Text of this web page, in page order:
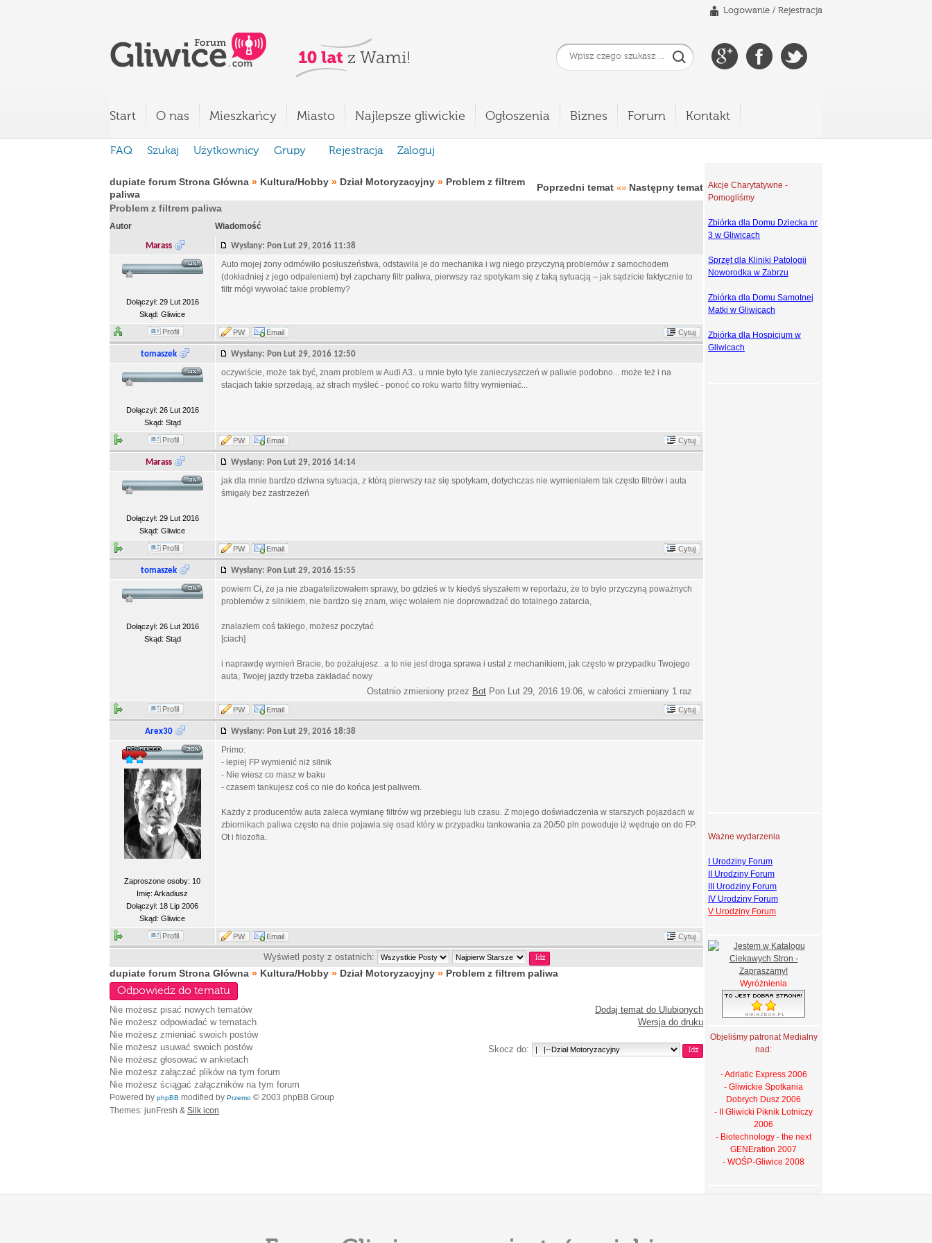
Logowanie / Rejestracja
Start O nas Mieszkańcy Miasto Najlepsze gliwickie Ogłoszenia Biznes Forum Kontakt
FAQ Szukaj Użytkownicy Grupy Rejestracja Zaloguj
dupiate forum Strona Główna » Kultura/Hobby » Dział Motoryzacyjny » Problem z filtrem
paliwa
Poprzedni temat «» Następny temat
Problem z filtrem paliwa
Autor Wiadomość
Marass Wysłany: Pon Lut 29, 2016 11:38
Dołączył: 29 Lut 2016
Skąd: Gliwice
Auto mojej żony odmówiło posłuszeństwa, odstawiła je do mechanika i wg niego przyczyną problemów z samochodem
(dokładniej z jego odpaleniem) był zapchany filtr paliwa, pierwszy raz spotykam się z taką sytuacją – jak sądzicie faktycznie to
filtr mógł wywołać takie problemy?
Profil PW Email Cytuj
tomaszek Wysłany: Pon Lut 29, 2016 12:50
Dołączył: 26 Lut 2016
Skąd: Stąd
oczywiście, może tak być, znam problem w Audi A3.. u mnie było tyle zanieczyszczeń w paliwie podobno... może też i na
stacjach takie sprzedają, aż strach myśleć - ponoć co roku warto filtry wymieniać...
Profil PW Email Cytuj
Marass Wysłany: Pon Lut 29, 2016 14:14
Dołączył: 29 Lut 2016
Skąd: Gliwice
jak dla mnie bardzo dziwna sytuacja, z którą pierwszy raz się spotykam, dotychczas nie wymieniałem tak często filtrów i auta
śmigały bez zastrzeżeń
Profil PW Email Cytuj
tomaszek Wysłany: Pon Lut 29, 2016 15:55
Dołączył: 26 Lut 2016
Skąd: Stąd
powiem Ci, że ja nie zbagatelizowałem sprawy, bo gdzieś w tv kiedyś słyszałem w reportażu, że to było przyczyną poważnych
problemów z silnikiem, nie bardzo się znam, więc wolałem nie doprowadzać do totalnego zatarcia,
znalazłem coś takiego, możesz poczytać
[ciach]
i naprawdę wymień Bracie, bo pożałujesz.. a to nie jest droga sprawa i ustal z mechanikiem, jak często w przypadku Twojego
auta, Twojej jazdy trzeba zakładać nowy
Ostatnio zmieniony przez Bot Pon Lut 29, 2016 19:06, w całości zmieniany 1 raz
Profil PW Email Cytuj
Arex30 Wysłany: Pon Lut 29, 2016 18:38
Zaproszone osoby: 10
Imię: Arkadiusz
Dołączył: 18 Lip 2006
Skąd: Gliwice
Primo:
- lepiej FP wymienić niż silnik
- Nie wiesz co masz w baku
- czasem tankujesz coś co nie do końca jest paliwem.
Każdy z producentów auta zaleca wymianę filtrów wg przebiegu lub czasu. Z mojego doświadczenia w starszych pojazdach w
zbiornikach paliwa często na dnie pojawia się osad który w przypadku tankowania za 20/50 pln powoduje iż wędruje on do FP.
Ot i filozofia.
Profil PW Email Cytuj
Wyświetl posty z ostatnich:
dupiate forum Strona Główna » Kultura/Hobby » Dział Motoryzacyjny » Problem z filtrem paliwa
Odpowiedz do tematu
Nie możesz pisać nowych tematów
Nie możesz odpowiadać w tematach
Nie możesz zmieniać swoich postów
Nie możesz usuwać swoich postów
Nie możesz głosować w ankietach
Nie możesz załączać plików na tym forum
Nie możesz ściągać załączników na tym forum
Dodaj temat do Ulubionych
Wersja do druku
Skocz do:
Powered by phpBB modified by Przemo © 2003 phpBB Group
Themes: junFresh & Silk icon
Akcje Charytatywne -
Pomogliśmy
Zbiórka dla Domu Dziecka nr
3 w Gliwicach
Sprzęt dla Kliniki Patologii
Noworodka w Zabrzu
Zbiórka dla Domu Samotnej
Matki w Gliwicach
Zbiórka dla Hospicjum w
Gliwicach
Ważne wydarzenia
I Urodziny Forum
II Urodziny Forum
III Urodziny Forum
IV Urodziny Forum
V Urodziny Forum
Wyróżnienia
Objeliśmy patronat Medialny
nad:
- Adriatic Express 2006
- Gliwickie Spotkania
Dobrych Dusz 2006
- II Gliwicki Piknik Lotniczy
2006
- Biotechnology - the next
GENEration 2007
- WOŚP-Gliwice 2008